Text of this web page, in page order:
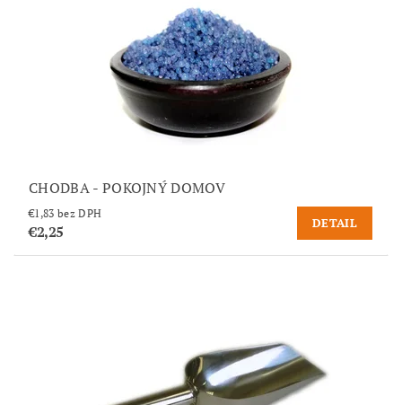
CHODBA - POKOJNÝ DOMOV
€1,83 bez DPH
€2,25 DETAIL